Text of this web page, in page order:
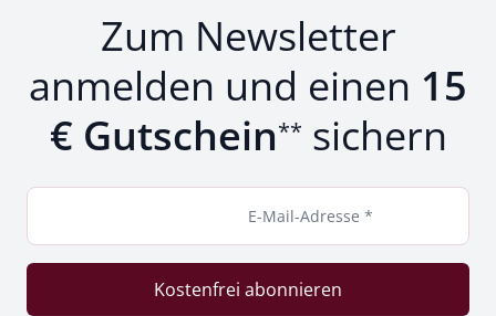
Zum Newsletter
anmelden und einen 15
€ Gutschein** sichern
E-Mail-Adresse *
Kostenfrei abonnieren